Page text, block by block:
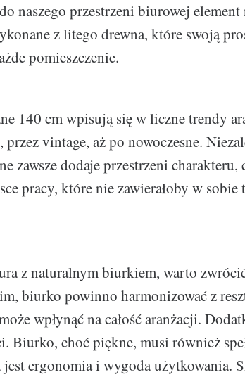
naszego przestrzeni biurowej
z litego drewna, które swoją
pomieszczenie.
140 cm wpisują się w liczne trendy
przez vintage, aż po nowoczesne.
zawsze dodaje przestrzeni
pracy, które nie zawierałoby w
z naturalnym biurkiem, warto
biurko powinno harmonizować z
wpłynąć na całość aranżacji.
Biurko, choć piękne, musi również
jest ergonomia i wygoda użytkowania.